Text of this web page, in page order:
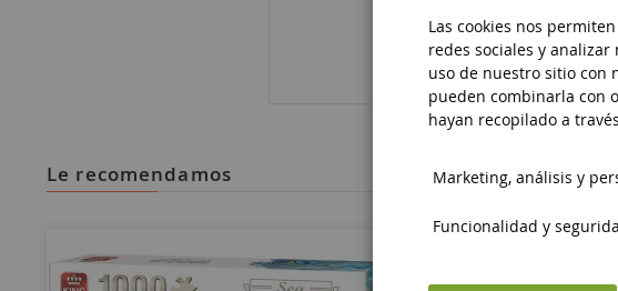
le recomendamos
Las cookies nos
redes sociales y
uso de nuestro sitio con
pueden combinarla con
hayan recopilado a
Marketing, análisis y
Funcionalidad y